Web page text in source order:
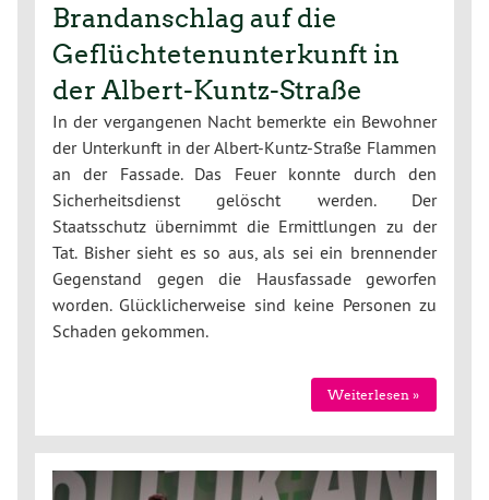
Brandanschlag auf die
Geflüchtetenunterkunft in
der Albert-Kuntz-Straße
In der vergangenen Nacht bemerkte ein Bewohner
der Unterkunft in der Albert-Kuntz-Straße Flammen
an der Fassade. Das Feuer konnte durch den
Sicherheitsdienst gelöscht werden. Der
Staatsschutz übernimmt die Ermittlungen zu der
Tat. Bisher sieht es so aus, als sei ein brennender
Gegenstand gegen die Hausfassade geworfen
worden. Glücklicherweise sind keine Personen zu
Schaden gekommen.
Weiterlesen »